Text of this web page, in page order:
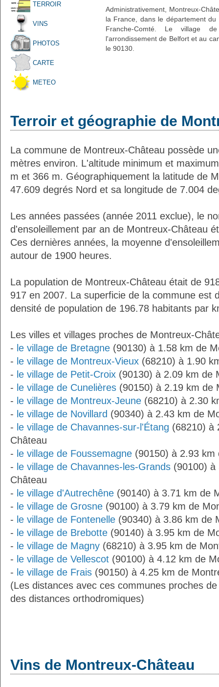
TERROIR
VINS
PHOTOS
CARTE
METEO
Administrativement, Montreux-
la France, dans le département
Franche-Comté. Le village
l'arrondissement de Belfort et au
le 90130.
Terroir et géographie de
La commune de Montreux-Château possède
mètres environ. L'altitude minimum et
m et 366 m. Géographiquement la latitude de
47.609 degrés Nord et sa longitude de 7.004
Les années passées (année 2011 exclue), le
d'ensoleillement par an de Montreux-Château
Ces dernières années, la moyenne
autour de 1900 heures.
La population de Montreux-Château était de
917 en 2007. La superficie de la commune est
densité de population de 196.78 habitants par
Les villes et villages proches de Montreux-
- le village de Bretagne (90130) à 1.58 km de
- le village de Montreux-Vieux (68210) à 1.90
- le village de Petit-Croix (90130) à 2.09 km de
- le village de Cunelières (90150) à 2.19 km de
- le village de Montreux-Jeune (68210) à 2.30
- le village de Novillard (90340) à 2.43 km de
- le village de Chavannes-sur-l'Étang (68210) à
Château
- le village de Foussemagne (90150) à 2.93 km
- le village de Chavannes-les-Grands (90100) à
Château
- le village d'Autrechêne (90140) à 3.71 km de
- le village de Grosne (90100) à 3.79 km de
- le village de Fontenelle (90340) à 3.86 km de
- le village de Brebotte (90140) à 3.95 km de
- le village de Magny (68210) à 3.95 km de
- le village de Vellescot (90100) à 4.12 km de
- le village de Frais (90150) à 4.25 km de
(Les distances avec ces communes proches
des distances orthodromiques)
Vins de Montreux-Château